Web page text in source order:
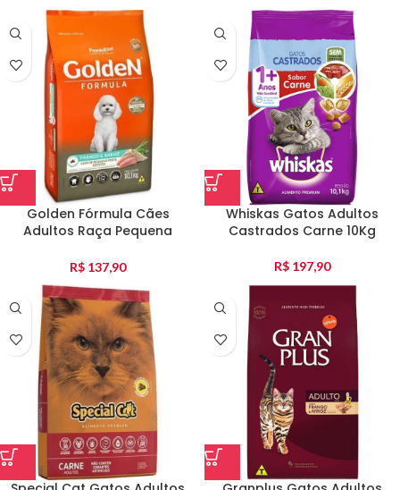
Golden Fórmula Cães
Adultos Raça Pequena
R$ 137,90
Whiskas Gatos Adultos
Castrados Carne 10Kg
R$ 197,90